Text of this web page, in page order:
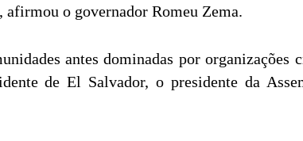
, afirmou o governador Romeu Zema.
antes dominadas por organizações
de El Salvador, o presidente da